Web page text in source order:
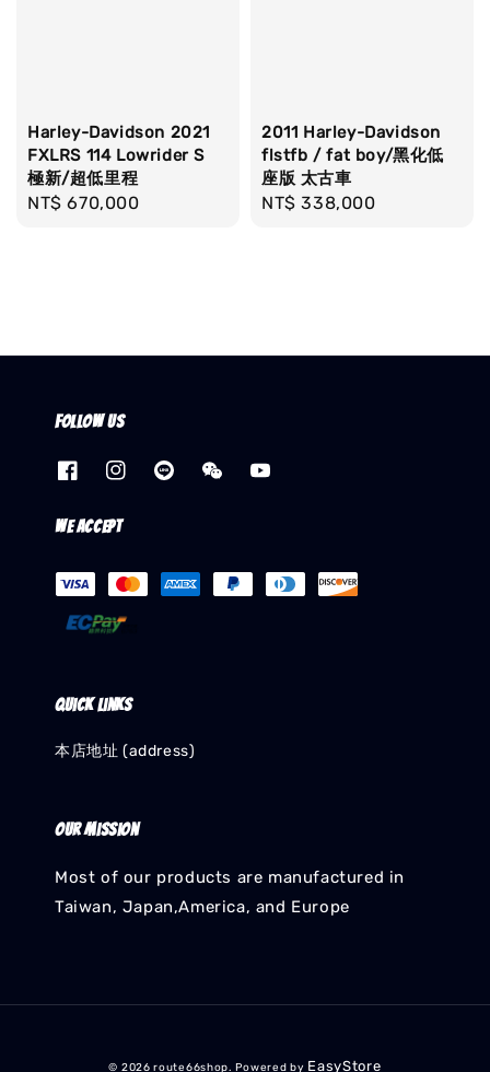
Harley-Davidson 2021
FXLRS 114 Lowrider S
極新/超低里程
Regular
NT$ 670,000
2011 Harley-Davidson
flstfb / fat boy/黑化低
座版 太古車
Regular
NT$ 338,000
Follow us
We accept
Quick links
本店地址 (address)
Our mission
Most of our products are manufactured in
Taiwan, Japan,America, and Europe
© 2026 route66shop. Powered by EasyStore